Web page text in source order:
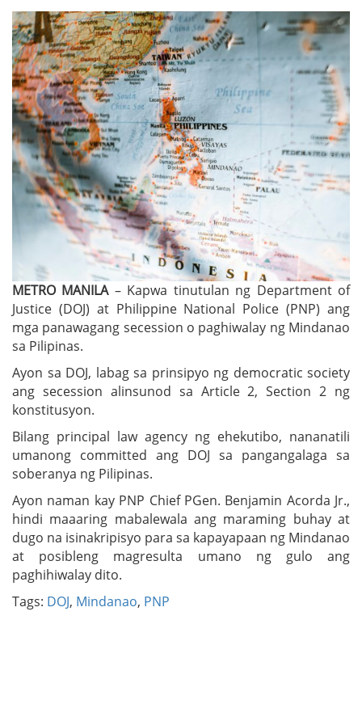
METRO MANILA– Kapwa tinutulan ng Department of
Justice (DOJ) at Philippine National Police (PNP) ang
mga panawagang secession o paghiwalay ng Mindanao
sa Pilipinas.
Ayon sa DOJ, labag sa prinsipyo ng democratic society
ang secession alinsunod sa Article 2, Section 2 ng
konstitusyon.
Bilang principal law agency ng ehekutibo, nananatili
umanong committed ang DOJ sa pangangalaga sa
soberanya ng Pilipinas.
Ayon naman kay PNP Chief PGen. Benjamin Acorda Jr.,
hindi maaaring mabalewala ang maraming buhay at
dugo na isinakripisyo para sa kapayapaan ng Mindanao
at posibleng magresulta umano ng gulo ang
paghihiwalay dito.
Tags: DOJ, Mindanao, PNP